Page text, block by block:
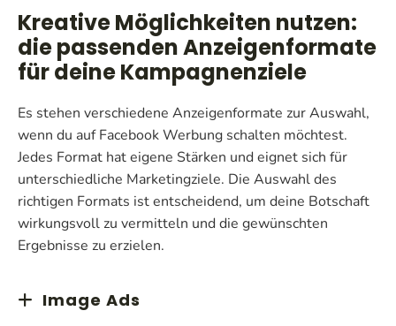
Kreative Möglichkeiten nutzen:
die passenden Anzeigenformate
für deine Kampagnenziele
Es stehen verschiedene Anzeigenformate zur Auswahl,
wenn du auf Facebook Werbung schalten möchtest.
Jedes Format hat eigene Stärken und eignet sich für
unterschiedliche Marketingziele. Die Auswahl des
richtigen Formats ist entscheidend, um deine Botschaft
wirkungsvoll zu vermitteln und die gewünschten
Ergebnisse zu erzielen.
Image Ads